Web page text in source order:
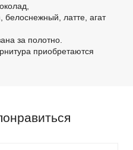
латте, агат
за полотно.
приобретаются